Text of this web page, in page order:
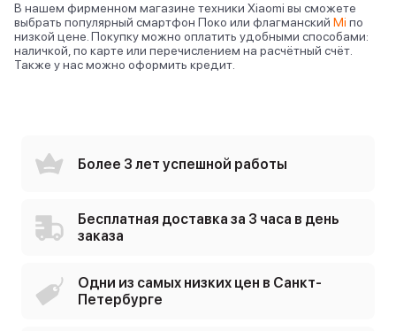
В нашем фирменном магазине техники Xiaomi вы сможете
выбрать популярный смартфон Поко или флагманский Mi по
низкой цене. Покупку можно оплатить удобными способами:
наличкой, по карте или перечислением на расчётный счёт.
Также у нас можно оформить кредит.
Более 3 лет успешной работы
Бесплатная доставка за 3 часа в день
заказа
Одни из самых низких цен в Санкт-
Петербурге